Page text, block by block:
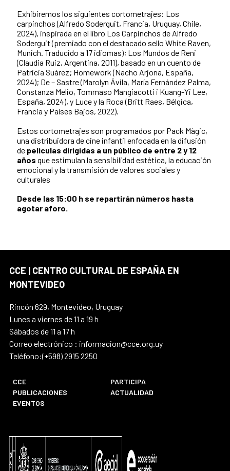
Exhibiremos los siguientes cortometrajes: Los
carpinchos (Alfredo Soderguit, Francia, Uruguay, Chile,
2024), inspirada en el libro Los Carpinchos de Alfredo
Soderguit (premiado con el destacado sello White Raven,
Munich. Traducido a 17 idiomas); Los Mundos de Reni
(Claudia Ruiz, Argentina, 2011), basado en un cuento de
Patricia Suárez; Homework (Nacho Arjona, España,
2024); De – Sastre (Marolyn Ávila, María Fernández Palma,
Constanza Melio, Tommaso Mangiacotti i Kuang-Yi Lee,
España, 2024), y Luce y la Roca (Britt Raes, Bélgica,
Francia y Países Bajos, 2022).
Estos cortometrajes son programados por Pack Màgic,
una distribuidora de cine infantil enfocada en la difusión
de películas dirigidas a un público de entre 2 y 12
años que estimulan la sensibilidad estética, la educación
emocional y la transmisión de valores sociales y
culturales
Desde las 15:00 h se repartirán números hasta
agotar aforo.
CCE | CENTRO CULTURAL DE ESPAÑA EN
MONTEVIDEO
Rincón 629, Montevideo, Uruguay
Lunes a viernes de 11 a 19 h
Sábados de 11 a 17 h
Correo electrónico : informacion@cce.org.uy
Teléfono:(+598) 2915 2250
CCE
PARTICIPA
PUBLICACIONES
ACTUALIDAD
EVENTOS